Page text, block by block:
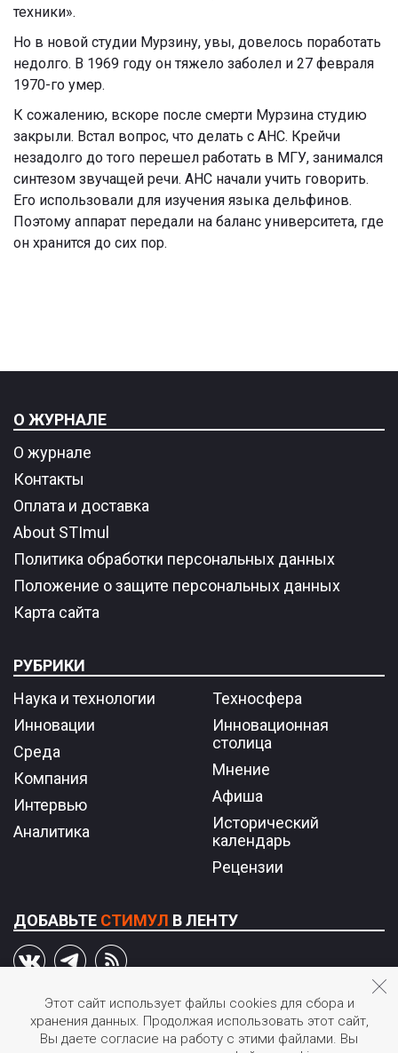
техники».
Но в новой студии Мурзину, увы, довелось поработать
недолго. В 1969 году он тяжело заболел и 27 февраля
1970-го умер.
К сожалению, вскоре после смерти Мурзина студию
закрыли. Встал вопрос, что делать с АНС. Крейчи
незадолго до того перешел работать в МГУ, занимался
синтезом звучащей речи. АНС начали учить говорить.
Его использовали для изучения языка дельфинов.
Поэтому аппарат передали на баланс университета, где
он хранится до сих пор.
О ЖУРНАЛЕ
О журнале
Контакты
Оплата и доставка
About STImul
Политика обработки персональных данных
Положение о защите персональных данных
Карта сайта
РУБРИКИ
Наука и технологии
Инновации
Среда
Компания
Интервью
Аналитика
Техносфера
Инновационная
столица
Мнение
Афиша
Исторический
календарь
Рецензии
ДОБАВЬТЕ СТИМУЛ В ЛЕНТУ
© 2026 STIмул.
Журнал об инновациях в России.
Этот сайт использует файлы cookies для сбора и
хранения данных. Продолжая использовать этот сайт,
Вы даете согласие на работу с этими файлами. Вы